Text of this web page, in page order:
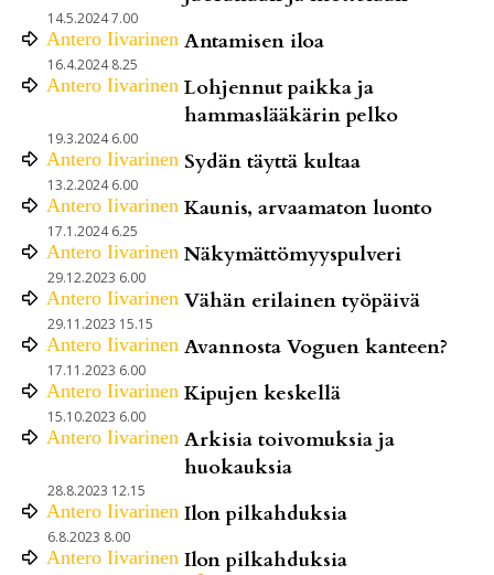
14.5.2024 7.00
Antero Iivarinen Antamisen iloa
16.4.2024 8.25
Antero Iivarinen Lohjennut paikka ja
hammaslääkärin pelko
19.3.2024 6.00
Antero Iivarinen Sydän täyttä kultaa
13.2.2024 6.00
Antero Iivarinen Kaunis, arvaamaton luonto
17.1.2024 6.25
Antero Iivarinen Näkymättömyyspulveri
29.12.2023 6.00
Antero Iivarinen Vähän erilainen työpäivä
29.11.2023 15.15
Antero Iivarinen Avannosta Voguen kanteen?
17.11.2023 6.00
Antero Iivarinen Kipujen keskellä
15.10.2023 6.00
Antero Iivarinen Arkisia toivomuksia ja
huokauksia
28.8.2023 12.15
Antero Iivarinen Ilon pilkahduksia
6.8.2023 8.00
Antero Iivarinen Ilon pilkahduksia